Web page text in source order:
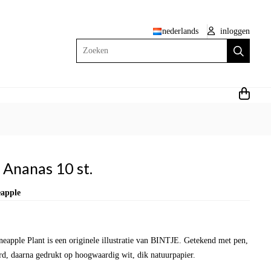
nederlands
inloggen
Zoeken
10 st.
Plant is een originele illustratie van BINTJE. Getekend met pen,
daarna gedrukt op hoogwaardig wit, dik natuurpapier.